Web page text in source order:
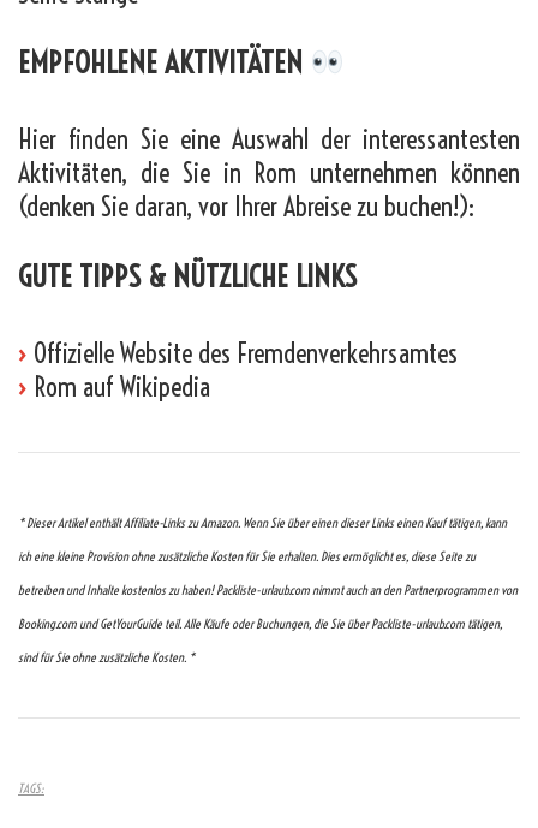
EMPFOHLENE AKTIVITÄTEN
Hier finden Sie eine Auswahl der interessantesten
Aktivitäten, die Sie in Rom unternehmen können
(denken Sie daran, vor Ihrer Abreise zu buchen!):
GUTE TIPPS & NÜTZLICHE LINKS
› Offizielle Website des Fremdenverkehrsamtes
› Rom auf Wikipedia
* Dieser Artikel enthält Affiliate-Links zu Amazon. Wenn Sie über einen dieser Links einen Kauf tätigen, kann
ich eine kleine Provision ohne zusätzliche Kosten für Sie erhalten. Dies ermöglicht es, diese Seite zu
betreiben und Inhalte kostenlos zu haben! Packliste-urlaub.com nimmt auch an den Partnerprogrammen von
Booking.com und GetYourGuide teil. Alle Käufe oder Buchungen, die Sie über Packliste-urlaub.com tätigen,
sind für Sie ohne zusätzliche Kosten. *
TAGS: